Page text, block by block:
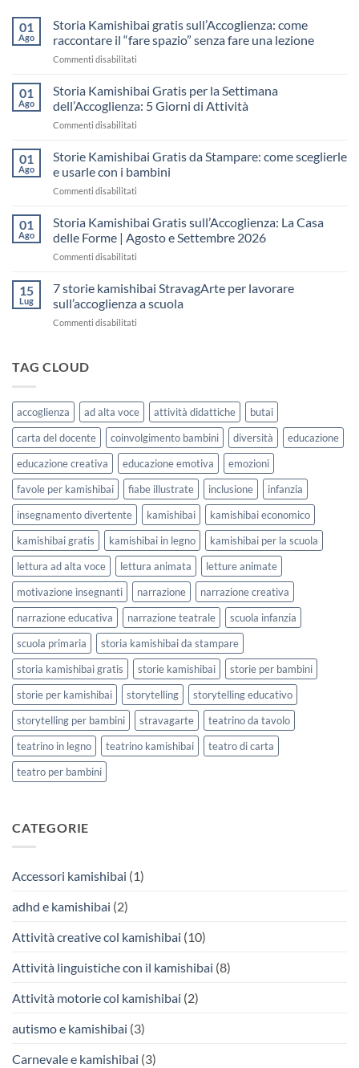
01
Ago
Storia Kamishibai gratis sull’Accoglienza: come
raccontare il “fare spazio” senza fare una lezione
Commenti disabilitati
Kamishibai
gratis
sull’Accoglienza:
il
“fare
una
lezione
01
Ago
Storia Kamishibai Gratis per la Settimana
dell’Accoglienza: 5 Giorni di Attività
Commenti disabilitati
Kamishibai
Gratis
per
dell’Accoglienza:
Giorni
01
Ago
Storie Kamishibai Gratis da Stampare: come sceglierle
e usarle con i bambini
Commenti disabilitati
Kamishibai
Gratis
da
sceglierle
01
Ago
Storia Kamishibai Gratis sull’Accoglienza: La Casa
delle Forme | Agosto e Settembre 2026
Commenti disabilitati
Kamishibai
Gratis
sull’Accoglienza:
e
Settembre
2026
15
Lug
7 storie kamishibai StravagArte per lavorare
sull’accoglienza a scuola
Commenti disabilitati
lavorare
sull’accoglienza
a
scuola
TAG CLOUD
accoglienza ad alta voce attività didattiche
butai
carta del docente
coinvolgimento bambini diversità
educazione
educazione creativa
educazione emotiva
emozioni
favole per kamishibai
fiabe illustrate inclusione
infanzia
insegnamento divertente
kamishibai
kamishibai economico
kamishibai gratis
kamishibai in legno
kamishibai per la scuola
lettura ad alta voce
lettura animata
letture animate
motivazione insegnanti
narrazione
narrazione creativa
narrazione educativa
narrazione teatrale
scuola infanzia
scuola primaria
storia kamishibai da stampare
storia kamishibai gratis
storie kamishibai
storie per bambini
storie per kamishibai
storytelling
storytelling educativo
storytelling per bambini
stravagarte
teatrino da tavolo
teatrino in legno
teatrino kamishibai
teatro di carta
teatro per bambini
CATEGORIE
Accessori kamishibai (1)
adhd e kamishibai (2)
Attività creative col kamishibai (10)
Attività linguistiche con il kamishibai (8)
Attività motorie col kamishibai (2)
autismo e kamishibai (3)
Carnevale e kamishibai (3)